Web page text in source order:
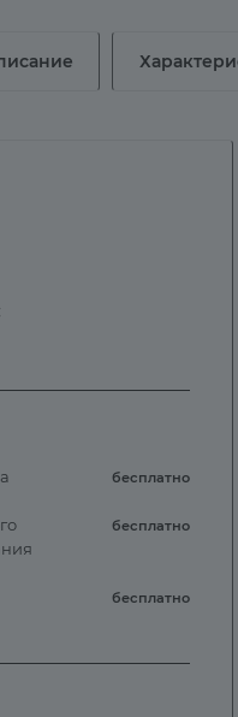
бесплатно
бесплатно
бесплатно